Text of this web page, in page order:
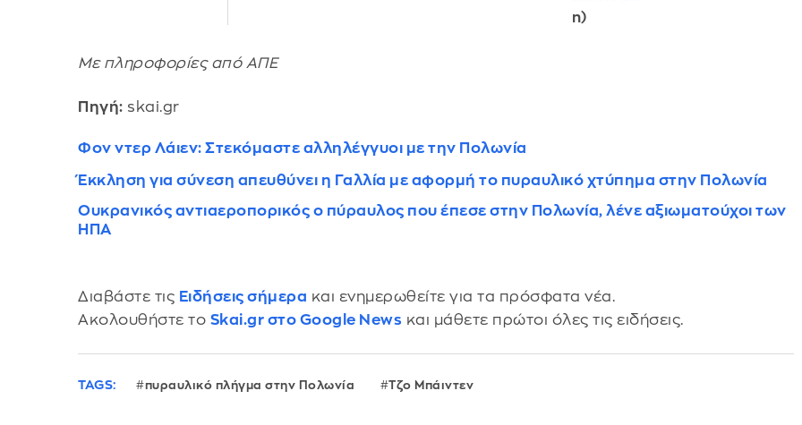
n)
Με πληροφορίες από ΑΠΕ
Πηγή: skai.gr
Φον ντερ Λάιεν: Στεκόμαστε αλληλέγγυοι με την Πολωνία
Έκκληση για σύνεση απευθύνει η Γαλλία με αφορμή το πυραυλικό χτύπημα στην Πολωνία
Ουκρανικός αντιαεροπορικός ο πύραυλος που έπεσε στην Πολωνία, λένε αξιωματούχοι των
ΗΠΑ
Διαβάστε τις Ειδήσεις σήμερα και ενημερωθείτε για τα πρόσφατα νέα.
Ακολουθήστε το Skai.gr στο Google News και μάθετε πρώτοι όλες τις ειδήσεις.
TAGS: πυραυλικό πλήγμα στην Πολωνία Τζο Μπάιντεν